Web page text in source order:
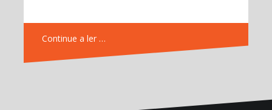
Continue a ler …